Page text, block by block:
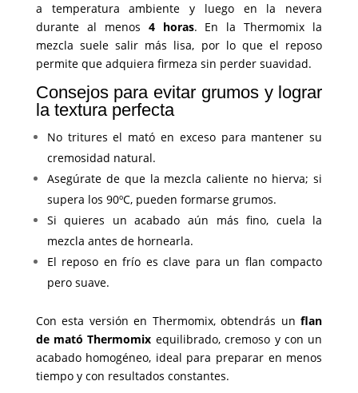
a temperatura ambiente y luego en la nevera
durante al menos 4 horas. En la Thermomix la
mezcla suele salir más lisa, por lo que el reposo
permite que adquiera firmeza sin perder suavidad.
Consejos para evitar grumos y lograr
la textura perfecta
No tritures el mató en exceso para mantener su
cremosidad natural.
Asegúrate de que la mezcla caliente no hierva; si
supera los 90ºC, pueden formarse grumos.
Si quieres un acabado aún más fino, cuela la
mezcla antes de hornearla.
El reposo en frío es clave para un flan compacto
pero suave.
Con esta versión en Thermomix, obtendrás unflan
de mató Thermomix equilibrado, cremoso y con un
acabado homogéneo, ideal para preparar en menos
tiempo y con resultados constantes.